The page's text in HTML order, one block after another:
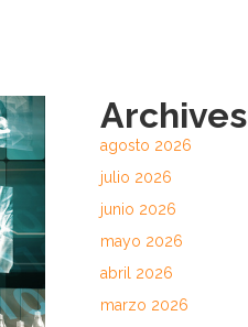
Archives
agosto 2026
julio 2026
junio 2026
mayo 2026
abril 2026
marzo 2026